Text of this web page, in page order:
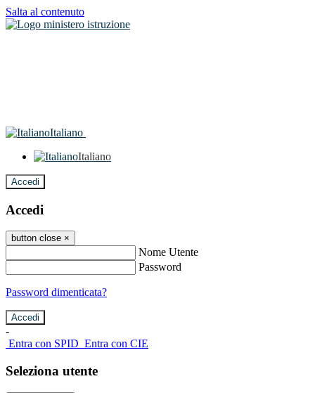
Salta al contenuto
Italiano
Italiano
Accedi
Accedi
button close ×
Nome Utente
Password
Password dimenticata?
-
Entra con SPID Entra con CIE
Seleziona utente